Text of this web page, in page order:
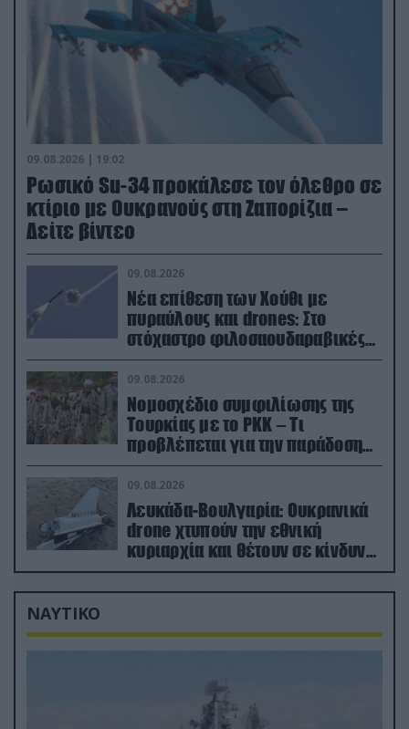
09.08.2026 | 19:02
Ρωσικό Su-34 προκάλεσε τον όλεθρο σε
κτίριο με Ουκρανούς στη Ζαπορίζια –
Δείτε βίντεο
09.08.2026
Νέα επίθεση των Χούθι με
πυραύλους και drones: Στο
στόχαστρο φιλοσαουδαραβικές
δυνάμεις και εγκαταστάσεις
09.08.2026
Νομοσχέδιο συμφιλίωσης της
Τουρκίας με το ΡΚΚ – Τι
προβλέπεται για την παράδοση
των όπλων
09.08.2026
Λευκάδα-Βουλγαρία: Ουκρανικά
drone χτυπούν την εθνική
κυριαρχία και θέτουν σε κίνδυνο
οικονομίες χωρών του ΝΑΤΟ
ΝΑΥΤΙΚΟ